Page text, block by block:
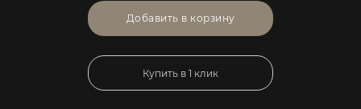
Добавить в корзину
Купить в 1 клик